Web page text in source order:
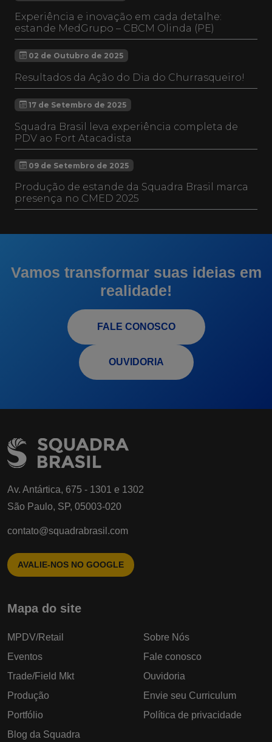
Experiência e inovação em cada detalhe:
estande MedGrupo – CBCM Olinda (PE)
02 de Outubro de 2025
Resultados da Ação do Dia do Churrasqueiro!
17 de Setembro de 2025
Squadra Brasil leva experiência completa de
PDV ao Fort Atacadista
09 de Setembro de 2025
Produção de estande da Squadra Brasil marca
presença no CMED 2025
Vamos transformar suas ideias em
realidade!
FALE CONOSCO
OUVIDORIA
Av. Antártica, 675 - 1301 e 1302
São Paulo, SP, 05003-020
contato@squadrabrasil.com
AVALIE-NOS NO GOOGLE
Mapa do site
MPDV/Retail
Eventos
Trade/Field Mkt
Produção
Portfólio
Blog da Squadra
Sobre Nós
Fale conosco
Ouvidoria
Envie seu Curriculum
Política de privacidade